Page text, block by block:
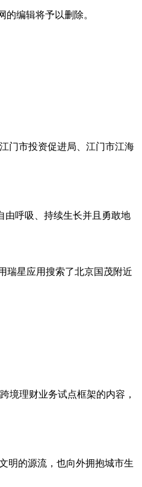
编辑将予以删除。
门市投资促进局、江门市江海
由呼吸、持续生长并且勇敢地
瑞星应用搜索了北京国茂附近
境理财业务试点框架的内容，
明的源流，也向外拥抱城市生